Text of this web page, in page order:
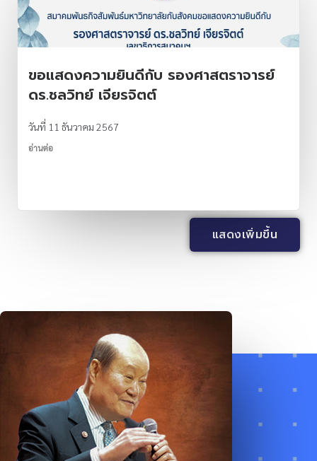
ขอแสดงความยินดีกับ รองศาสตราจารย์
ดร.ชลวิทย์ เจียรจิตต์
วันที่ 11 ธันวาคม 2567
อ่านต่อ
แสดงเพิ่มขึ้น